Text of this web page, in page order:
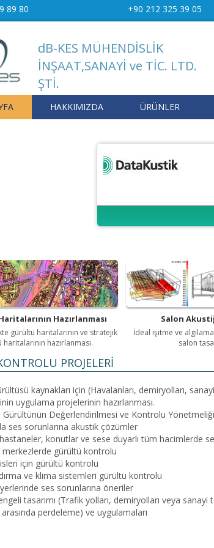
89 80 +90 212 325 39 05
dB-KES MÜHENDİSLİK
İNŞAAT,SANAYİ ve TİC. LTD.
ŞTİ.
HAKKIMIZDA ÜRÜNLER
Hazırlanması
gürültü haritalarının ve stratejik
haritalarının hazırlanması.
Salon
İdeal işitme ve
salon
PROJELERİ
kaynakları için (Havalanları, demiryolları,
uygulama projelerinin hazırlanması.
Gürültünün Değerlendirilmesi ve Kontrolu
ses sorunlarına akustik çözümler
konutlar ve sese duyarlı tüm hacimlerde ses
merkezlerde gürültü kontrolu
için gürültü kontrolu
ve klima sistemleri gürültü kontrolu
ses sorunlarına öneriler
tasarımı (Trafik yolları, demiryolları veya
perdeleme) ve uygulamaları